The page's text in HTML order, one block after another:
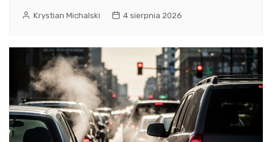
Krystian Michalski 4 sierpnia 2026